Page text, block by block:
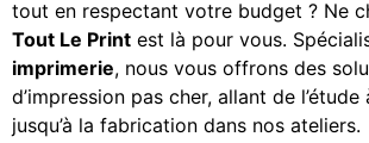
tout en respectant votre budget ? Ne
Tout Le Print est là pour vous.
imprimerie, nous vous offrons des
d’impression pas cher, allant de
jusqu’à la fabrication dans nos ateliers.